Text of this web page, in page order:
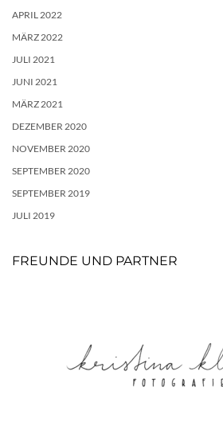
APRIL 2022
MÄRZ 2022
JULI 2021
JUNI 2021
MÄRZ 2021
DEZEMBER 2020
NOVEMBER 2020
SEPTEMBER 2020
SEPTEMBER 2019
JULI 2019
FREUNDE UND PARTNER